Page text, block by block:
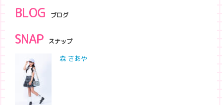
BLOG ブログ
SNAP スナップ
森 さあや